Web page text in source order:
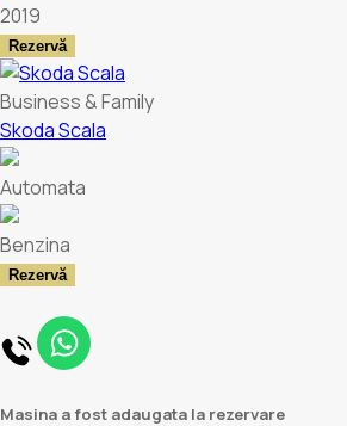
2019
Rezervă
Business & Family
Skoda Scala
Automata
Benzina
Rezervă
Masina a fost adaugata la rezervare